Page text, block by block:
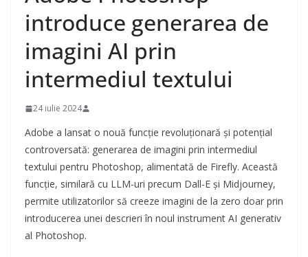
introduce generarea de
imagini AI prin
intermediul textului
24 iulie 2024
Adobe a lansat o nouă funcție revoluționară și potențial
controversată: generarea de imagini prin intermediul
textului pentru Photoshop, alimentată de Firefly. Această
funcție, similară cu LLM-uri precum Dall-E și Midjourney,
permite utilizatorilor să creeze imagini de la zero doar prin
introducerea unei descrieri în noul instrument AI generativ
al Photoshop.